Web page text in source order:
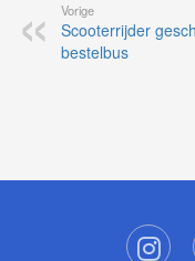
Vorige
Scooterrijder
bestelbus